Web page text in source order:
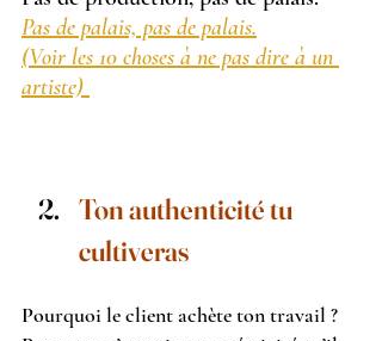
Pas de palais, pas de palais.
(Voir les 10 choses à ne pas dire à un
artiste)
Ton authenticité tu
cultiveras
Pourquoi le client achète ton travail ?